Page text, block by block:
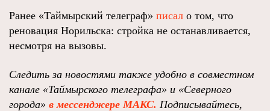
Ранее «Таймырский телеграф» писал о том, что
реновация Норильска: стройка не останавливается,
несмотря на вызовы.
Следить за новостями также удобно в совместном
канале «Таймырского телеграфа» и «Северного
города» в мессенджере МАКС. Подписывайтесь,